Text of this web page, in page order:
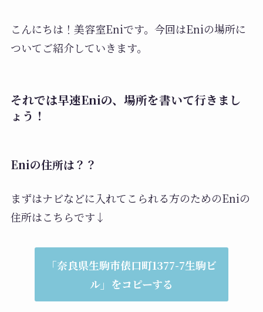
こんにちは！美容室Eniです。今回はEniの場所に
ついてご紹介していきます。
それでは早速Eniの、場所を書いて行きまし
ょう！
Eniの住所は？？
まずはナビなどに入れてこられる方のためのEniの
住所はこちらです↓
「奈良県生駒市俵口町1377-7生駒ビ
ル」をコピーする